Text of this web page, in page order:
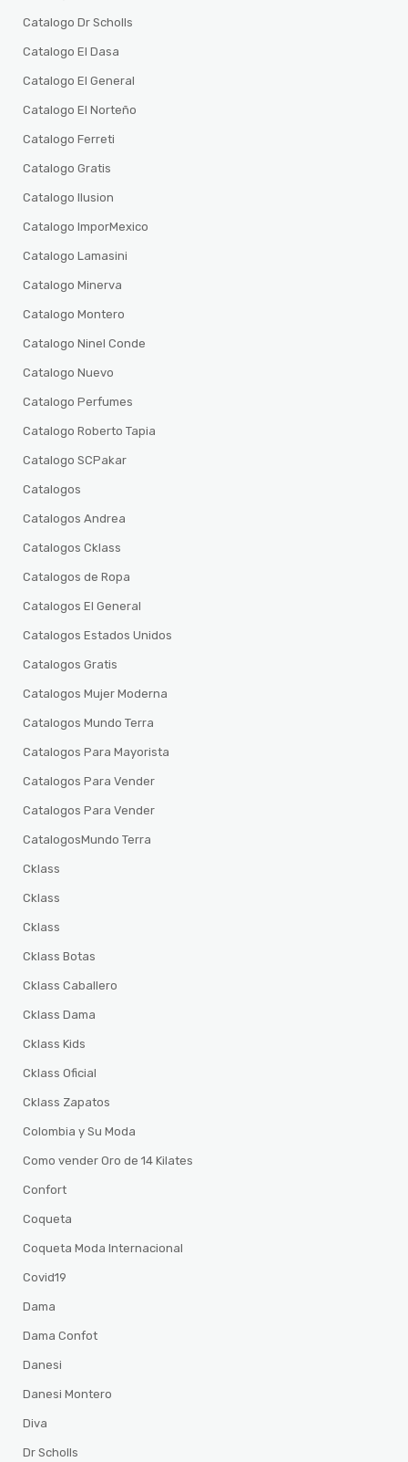
Catalogo Dr Scholls
Catalogo El Dasa
Catalogo El General
Catalogo El Norteño
Catalogo Ferreti
Catalogo Gratis
Catalogo Ilusion
Catalogo ImporMexico
Catalogo Lamasini
Catalogo Minerva
Catalogo Montero
Catalogo Ninel Conde
Catalogo Nuevo
Catalogo Perfumes
Catalogo Roberto Tapia
Catalogo SCPakar
Catalogos
Catalogos Andrea
Catalogos Cklass
Catalogos de Ropa
Catalogos El General
Catalogos Estados Unidos
Catalogos Gratis
Catalogos Mujer Moderna
Catalogos Mundo Terra
Catalogos Para Mayorista
Catalogos Para Vender
Catalogos Para Vender
CatalogosMundo Terra
Cklass
Cklass
Cklass
Cklass Botas
Cklass Caballero
Cklass Dama
Cklass Kids
Cklass Oficial
Cklass Zapatos
Colombia y Su Moda
Como vender Oro de 14 Kilates
Confort
Coqueta
Coqueta Moda Internacional
Covid19
Dama
Dama Confot
Danesi
Danesi Montero
Diva
Dr Scholls